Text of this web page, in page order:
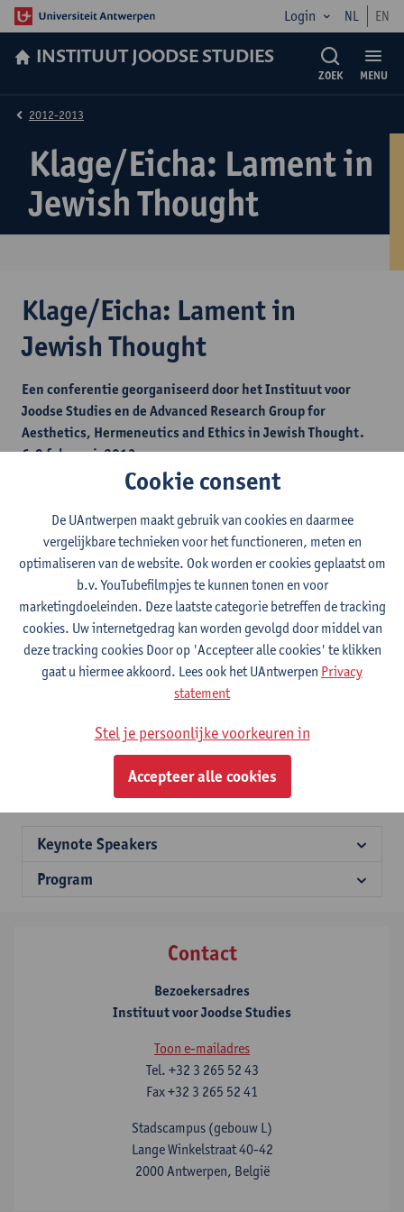
Login NL EN
INSTITUUT JOODSE STUDIES
MENU
ZOEK
Klage/Eicha: Lament in
Jewish Thought
2012-2013
Klage/Eicha: Lament in
Jewish Thought
Een conferentie georganiseerd door het Instituut voor
Joodse Studies en de Advanced Research Group for
Aesthetics, Hermeneutics and Ethics in Jewish Thought.
6-8 februari, 2013
Universiteit Antwerpen
6-7 februari: Hof van Liere, Prinsstraat 13, 2000
Antwerpen
8 februari: Lokaal C.102, Prinsstraat 13, 2000 Antwerpen
Met de steun van Universiteit en Samenleving van de Universiteit
Antwerpen
An international group of scholars from diverse fields, including
Jewish studies, philosophy, literature, psychoanalysis, and
musicology will be gathered. During the three days of the
aesthetic, ethical and religious implications of lament, from
modern Jewish Thought.
Keynote Speakers
Program
Contact
Bezoekersadres
Instituut voor Joodse Studies
Toon e-mailadres
Tel. +32 3 265 52 43
Fax+32 3 265 52 41
Stadscampus (gebouw L)
Lange Winkelstraat 40-42
2000 Antwerpen, België
Cookie consent
De UAntwerpen maakt gebruik van cookies en daarmee
vergelijkbare technieken voor het functioneren, meten en
optimaliseren van de website. Ook worden er cookies geplaatst om
b.v. YouTubefilmpjes te kunnen tonen en voor
marketingdoeleinden. Deze laatste categorie betreffen de tracking
cookies. Uw internetgedrag kan worden gevolgd door middel van
deze tracking cookies Door op 'Accepteer alle cookies' te klikken
gaat u hiermee akkoord. Lees ook het UAntwerpen Privacy
statement
Stel je persoonlijke voorkeuren in
Accepteer alle cookies